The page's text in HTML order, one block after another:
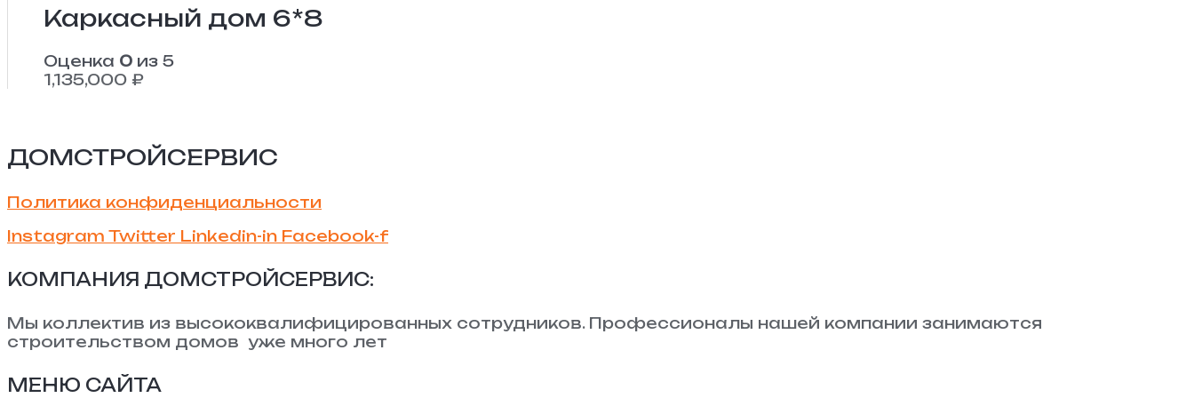
Каркасный дом 6*8
Оценка 0 из 5
1,135,000 ₽
ДОМСТРОЙСЕРВИС
Политика конфиденциальности
Instagram Twitter Linkedin-in Facebook-f
КОМПАНИЯ ДОМСТРОЙСЕРВИС:
Мы коллектив из высококвалифицированных сотрудников. Профессионалы нашей компании занимаются
строительством домов уже много лет
МЕНЮ САЙТА